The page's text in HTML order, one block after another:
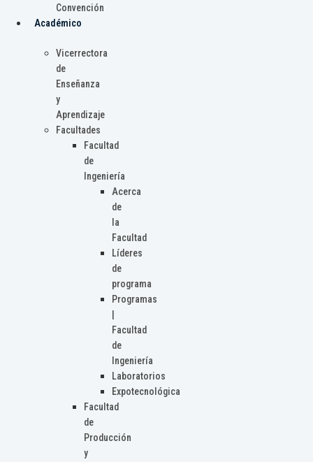
Convención
Académico
Vicerrectora
de
Enseñanza
y
Aprendizaje
Facultades
Facultad
de
Ingeniería
Acerca
de
la
Facultad
Líderes
de
programa
Programas
Facultad
de
Ingeniería
Laboratorios
Expotecnológica
Facultad
de
Producción
y